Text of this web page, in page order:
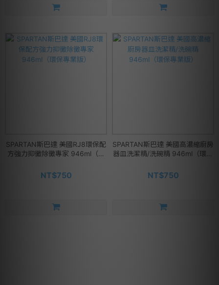
SPARTAN斯巴達 美國RJ8環保配
方強力抑黴除黴專家 946ml（環
NT$750
SPARTAN斯巴達 美國高濃縮廚房
器皿洗潔精/洗碗精 946ml（環保
NT$750